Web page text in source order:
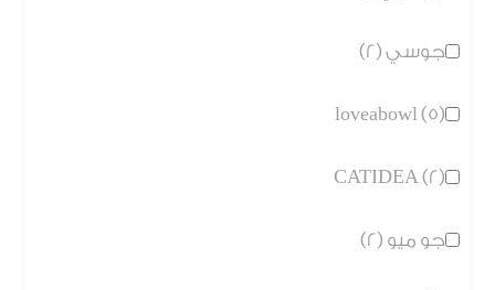
جوسي (2)
loveabowl (5)
CATIDEA (2)
جو ميو (2)